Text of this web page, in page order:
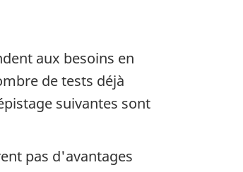
aux besoins en
de tests déjà
suivantes sont
pas d'avantages